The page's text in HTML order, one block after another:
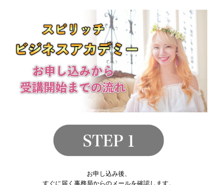
お申し込み後、
すぐに届く事務局からのメールを確認します。